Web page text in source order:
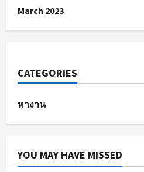
March 2023
CATEGORIES
หางาน
YOU MAY HAVE MISSED